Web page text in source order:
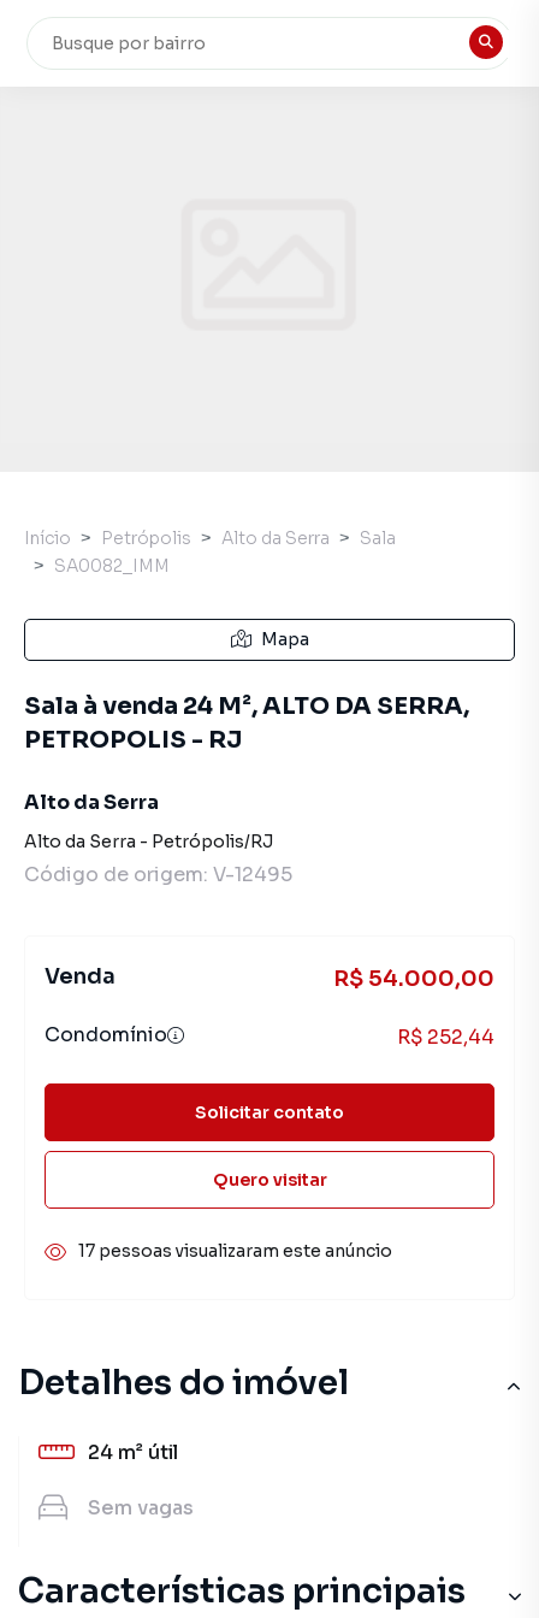
Detalhes do imóvel
24 m² útil
Sem vagas
Características principais
Início Petrópolis Alto da Serra
Sala
SA0082_IMM
Mapa
Sala à venda 24 M², ALTO DA SERRA,
PETROPOLIS - RJ
Alto da Serra
Alto da Serra - Petrópolis/RJ
Código de origem: V-12495
Venda R$ 54.000,00
Condomínio R$ 252,44
Solicitar contato
Quero visitar
17 pessoas visualizaram este anúncio